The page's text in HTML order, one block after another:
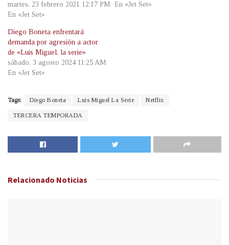
martes, 23 febrero 2021 12:17 PM
En «Jet Set»
En «Jet Set»
Diego Boneta enfrentará
demanda por agresión a actor
de «Luis Miguel, la serie»
sábado, 3 agosto 2024 11:25 AM
En «Jet Set»
Tags: Diego Boneta Luis Miguel La Serie Netflix
TERCERA TEMPORADA
Relacionado Noticias